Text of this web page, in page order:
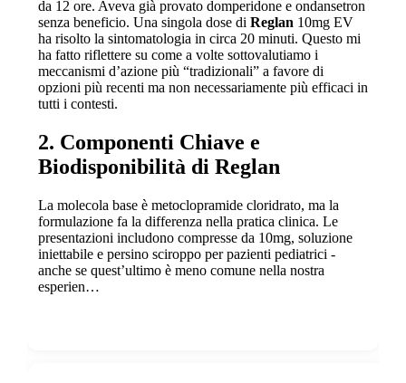
da 12 ore. Aveva già provato domperidone e ondansetron
senza beneficio. Una singola dose di Reglan 10mg EV
ha risolto la sintomatologia in circa 20 minuti. Questo mi
ha fatto riflettere su come a volte sottovalutiamo i
meccanismi d’azione più “tradizionali” a favore di
opzioni più recenti ma non necessariamente più efficaci in
tutti i contesti.
2. Componenti Chiave e
Biodisponibilità di Reglan
La molecola base è metoclopramide cloridrato, ma la
formulazione fa la differenza nella pratica clinica. Le
presentazioni includono compresse da 10mg, soluzione
iniettabile e persino sciroppo per pazienti pediatrici -
anche se quest’ultimo è meno comune nella nostra
esperien…